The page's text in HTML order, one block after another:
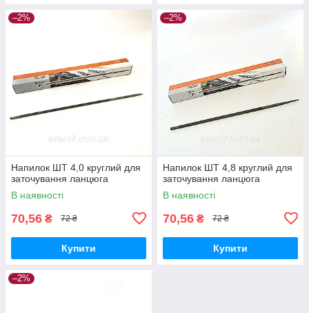
–2%
Напилок ШТ 4,0 круглий для
заточування ланцюга
В наявності
70,56 ₴ 72 ₴
Купити
–2%
Напилок ШТ 4,8 круглий для
заточування ланцюга
В наявності
70,56 ₴ 72 ₴
Купити
–2%